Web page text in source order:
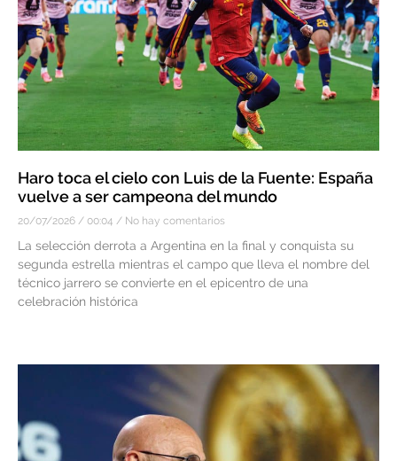
Haro toca el cielo con Luis de la Fuente: España
vuelve a ser campeona del mundo
20/07/2026 00:04 No hay comentarios
La selección derrota a Argentina en la final y conquista su
segunda estrella mientras el campo que lleva el nombre del
técnico jarrero se convierte en el epicentro de una
celebración histórica